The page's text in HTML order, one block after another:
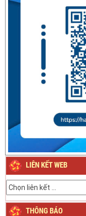
LIÊN KẾT WEB
THÔNG BÁO
Thông báo về việc
Thông báo về
2024
Thông báo Lịch
Thông báo phân
thông cơ giới
Thông báo thời gian